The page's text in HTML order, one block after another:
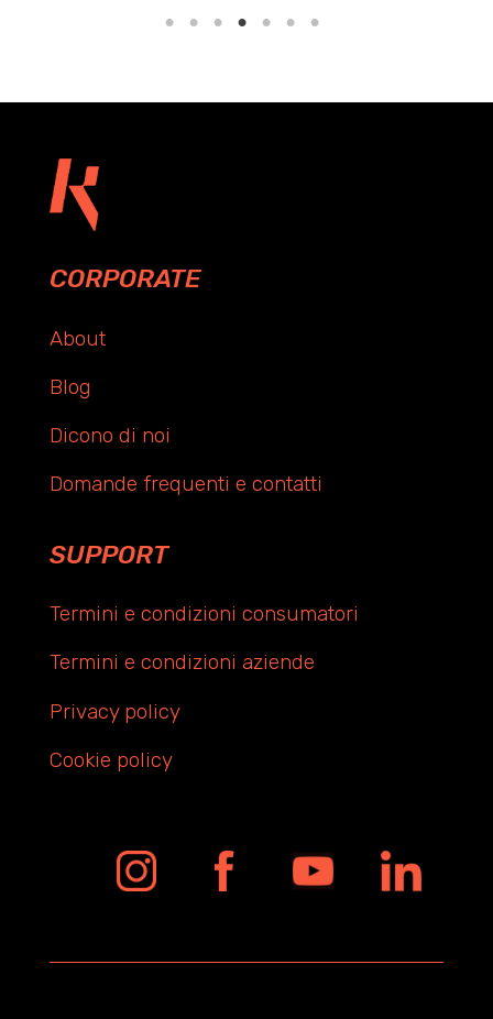
CORPORATE
About
Blog
Dicono di noi
Domande frequenti e contatti
SUPPORT
Termini e condizioni consumatori
Termini e condizioni aziende
Privacy policy
Cookie policy